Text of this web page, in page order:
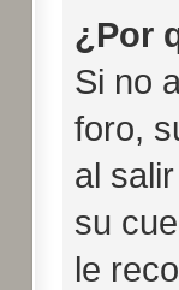
¿Por
Si no
foro,
al
su
le